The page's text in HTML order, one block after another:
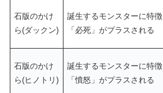
石版のかけ
ら(ダックン)
誕生するモンスターに特徴
「必死」がプラスされる
石版のかけ
ら(ヒノトリ)
誕生するモンスターに特徴
「憤怒」がプラスされる